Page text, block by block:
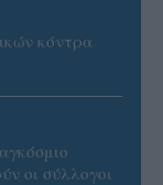
κόντρα
οι σύλλογοι